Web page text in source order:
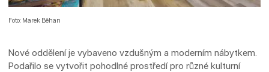
Foto: Marek Běhan
Nové oddělení je vybaveno vzdušným a moderním nábytkem.
Podařilo se vytvořit pohodlné prostředí pro různé kulturní